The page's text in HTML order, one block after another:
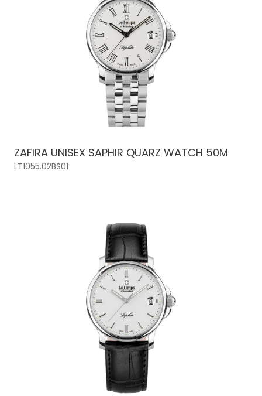
ZAFIRA UNISEX SAPHIR QUARZ WATCH 50M
LT1055.02BS01